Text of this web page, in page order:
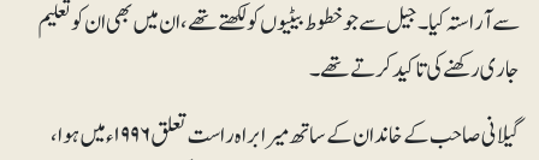
سے آراستہ کیا۔ جیل سے جو خطوط بیٹیوں کو لکھتے تھے، ان میں بھی ان کو تعلیم
جاری رکھنے کی تاکید کرتے تھے۔
گیلانی صاحب کے خاندان کے ساتھ میرا براہ راست تعلق ۱۹۹۶ء میں ہوا،